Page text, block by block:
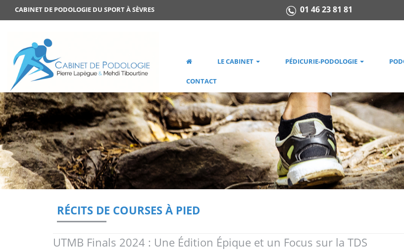
CABINET DE PODOLOGIE DU SPORT À SÈVRES 01 46 23 81 81
LE CABINET PÉDICURIE-PODOLOGIE
CONTACT
RÉCITS DE COURSES À PIED
UTMB Finals 2024 : Une Édition Épique et un Focus sur la TDS